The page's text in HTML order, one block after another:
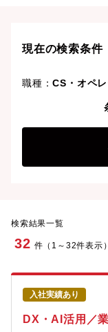
ましょう。想定
現在の検索条件
職種：CS・オペ
リモ
検索結果一覧
32 件（1～32件表示）
入社実績あり
DX・AI活用／